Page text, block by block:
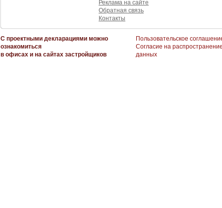
Реклама на сайте
Обратная связь
Контакты
С проектными декларациями можно
ознакомиться
в офисах и на сайтах застройщиков
Пользовательское
Согласие на
данных